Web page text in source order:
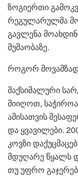
ზოგიერთი
რეგულარულმა
გავლენა
მუშაობაზე.
როგორ
მაქსიმალური
მიიღოთ,
ამისათვის
და ყვავილები.
კოვზი
მდუღარე წყალს
თუ უფრო